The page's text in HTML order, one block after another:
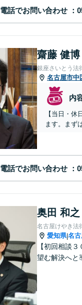
電話でお問い合わせ
齋藤 健博
銀座さいとう法
名古屋市中
内
【当日・
ます。まず
電話でお問い合わせ
奥田 和之
名古屋けやき法
愛知県|名
【初回相談
望む解決へと